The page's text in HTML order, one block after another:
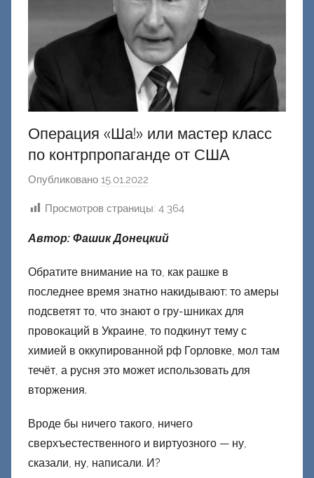
Операция «Ша!» или мастер класс
по контрпропаганде от США
Опубликовано 15.01.2022
т
о
о
м
Ф
а
Просмотров страницы: 4 364
Автор: Фашик Донецкий
Обратите внимание на то, как рашке в
последнее время знатно накидывают: то амеры
подсветят то, что знают о гру-шниках для
провокаций в Украине, то подкинут тему с
химией в оккупированной рф Горловке, мол там
течёт, а русня это может использовать для
вторжения.
Вроде бы ничего такого, ничего
сверхъестественного и виртуозного — ну,
сказали, ну, написали. И?